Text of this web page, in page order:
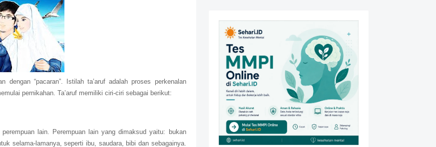
dengan “pacaran”. Istilah ta’aruf adalah proses perkenalan
pernikahan. Ta’aruf memiliki ciri-ciri sebagai berikut:
lain. Perempuan lain yang dimaksud yaitu: bukan
selama-lamanya, seperti ibu, saudara, bibi dan sebagainya.